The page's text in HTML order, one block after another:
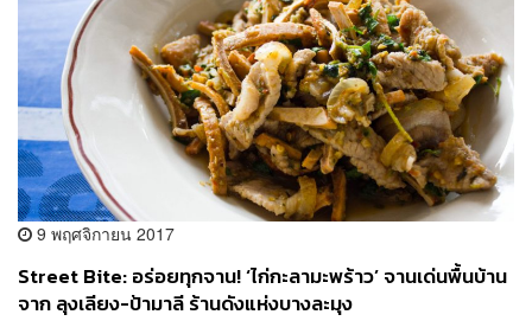
9 พฤศจิกายน 2017
Street Bite: อร่อยทุกจาน! ‘ไก่กะลามะพร้าว’ จานเด่นพื้นบ้าน
จาก ลุงเลียง-ป้ามาลี ร้านดังแห่งบางละมุง